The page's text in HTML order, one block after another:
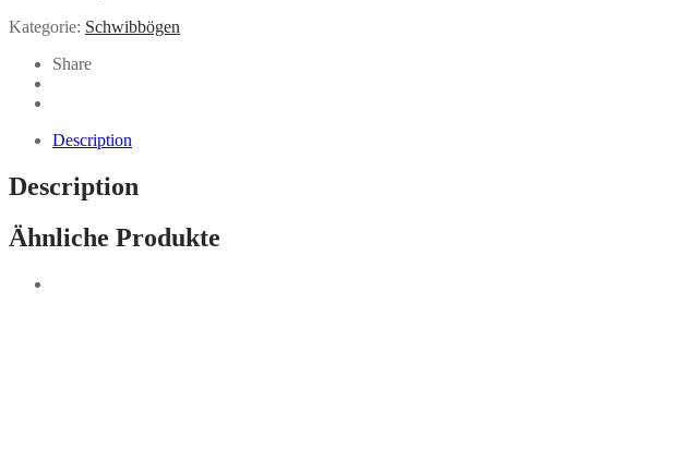
Kategorie: Schwibbögen
Share
Description
Description
Ähnliche Produkte